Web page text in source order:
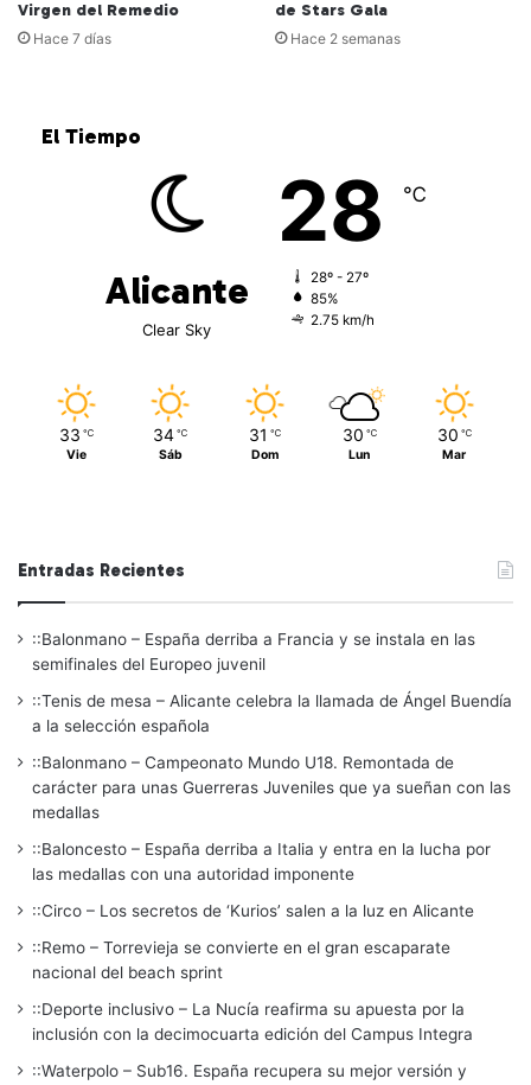
Virgen del Remedio
Hace 7 días
de Stars Gala
Hace 2 semanas
El Tiempo
Alicante
Clear Sky
28 ℃
28º - 27º
85%
2.75 km/h
33 ℃
Vie
34 ℃
Sáb
31 ℃
Dom
30 ℃
Lun
30 ℃
Mar
Entradas Recientes
::Balonmano – España derriba a Francia y se instala en las
semifinales del Europeo juvenil
::Tenis de mesa – Alicante celebra la llamada de Ángel Buendía
a la selección española
::Balonmano – Campeonato Mundo U18. Remontada de
carácter para unas Guerreras Juveniles que ya sueñan con las
medallas
::Baloncesto – España derriba a Italia y entra en la lucha por
las medallas con una autoridad imponente
::Circo – Los secretos de ‘Kurios’ salen a la luz en Alicante
::Remo – Torrevieja se convierte en el gran escaparate
nacional del beach sprint
::Deporte inclusivo – La Nucía reafirma su apuesta por la
inclusión con la decimocuarta edición del Campus Integra
::Waterpolo – Sub16. España recupera su mejor versión y